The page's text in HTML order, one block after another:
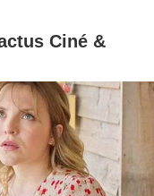
Ciné &